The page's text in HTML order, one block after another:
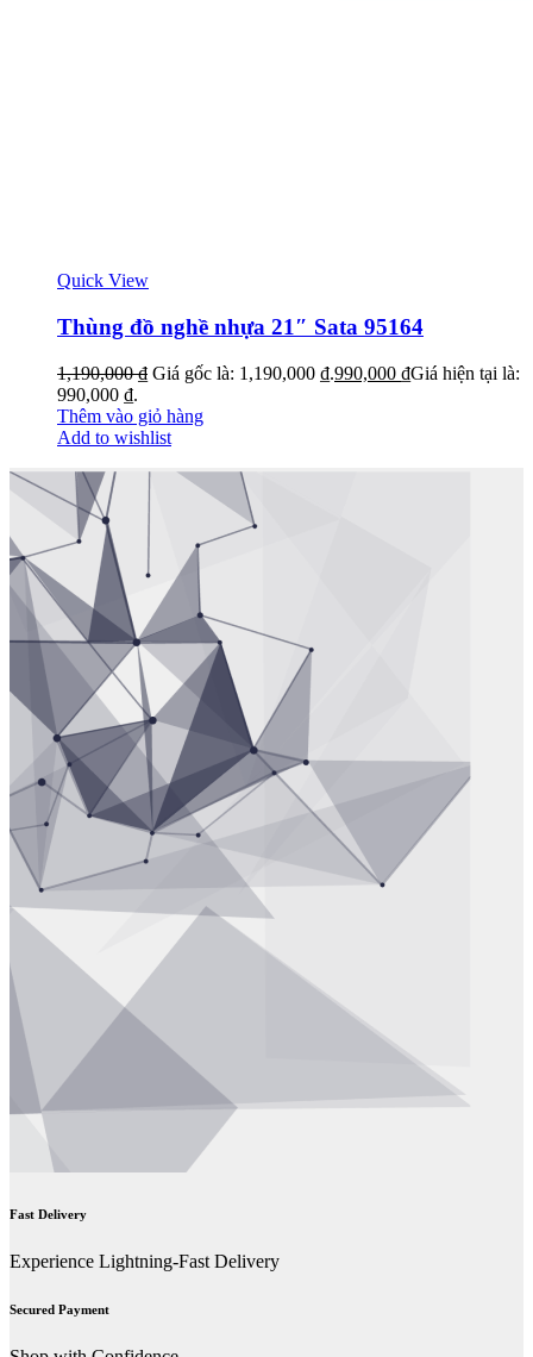
Quick View
Thùng đồ nghề nhựa 21″ Sata 95164
1,190,000₫ Giá gốc là: 1,190,000 ₫.990,000 ₫Giá hiện tại là:
990,000 ₫.
Thêm vào giỏ hàng
Add to wishlist
Fast Delivery
Experience Lightning-Fast Delivery
Secured Payment